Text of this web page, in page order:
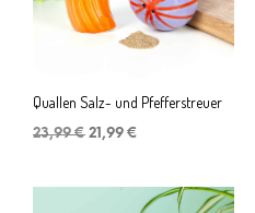
Quallen Salz- und Pfefferstreuer
23,99€ Ursprünglicher
23,99 €
21,99 €
21,99 €.